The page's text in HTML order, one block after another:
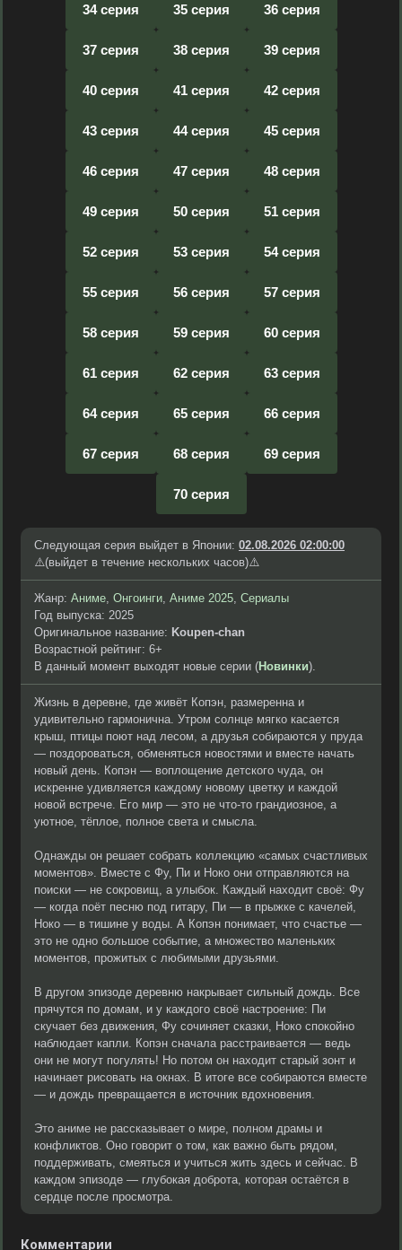
34 серия 35 серия 36 серия
37 серия 38 серия 39 серия
40 серия 41 серия 42 серия
43 серия 44 серия 45 серия
46 серия 47 серия 48 серия
49 серия 50 серия 51 серия
52 серия 53 серия 54 серия
55 серия 56 серия 57 серия
58 серия 59 серия 60 серия
61 серия 62 серия 63 серия
64 серия 65 серия 66 серия
67 серия 68 серия 69 серия
70 серия
Следующая серия выйдет в Японии: 02.08.2026 02:00:00
⚠️(выйдет в течение нескольких часов)⚠️
Жанр: Аниме, Онгоинги, Аниме 2025, Сериалы
Год выпуска: 2025
Оригинальное название: Koupen-chan
Возрастной рейтинг: 6+
В данный момент выходят новые серии (Новинки).
Жизнь в деревне, где живёт Копэн, размеренна и
удивительно гармонична. Утром солнце мягко касается
крыш, птицы поют над лесом, а друзья собираются у пруда
— поздороваться, обменяться новостями и вместе начать
новый день. Копэн — воплощение детского чуда, он
искренне удивляется каждому новому цветку и каждой
новой встрече. Его мир — это не что-то грандиозное, а
уютное, тёплое, полное света и смысла.
Однажды он решает собрать коллекцию «самых счастливых
моментов». Вместе с Фу, Пи и Ноко они отправляются на
поиски — не сокровищ, а улыбок. Каждый находит своё: Фу
— когда поёт песню под гитару, Пи — в прыжке с качелей,
Ноко — в тишине у воды. А Копэн понимает, что счастье —
это не одно большое событие, а множество маленьких
моментов, прожитых с любимыми друзьями.
В другом эпизоде деревню накрывает сильный дождь. Все
прячутся по домам, и у каждого своё настроение: Пи
скучает без движения, Фу сочиняет сказки, Ноко спокойно
наблюдает капли. Копэн сначала расстраивается — ведь
они не могут погулять! Но потом он находит старый зонт и
начинает рисовать на окнах. В итоге все собираются вместе
— и дождь превращается в источник вдохновения.
Это аниме не рассказывает о мире, полном драмы и
конфликтов. Оно говорит о том, как важно быть рядом,
поддерживать, смеяться и учиться жить здесь и сейчас. В
каждом эпизоде — глубокая доброта, которая остаётся в
сердце после просмотра.
Комментарии